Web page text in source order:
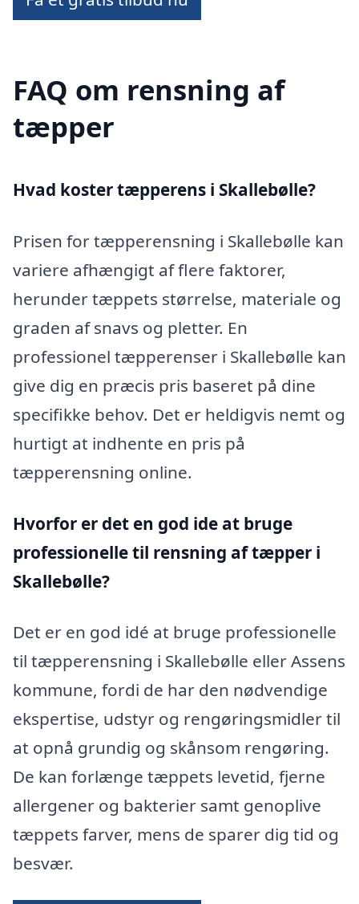
FAQ om rensning af
tæpper
Hvad koster tæpperens i Skallebølle?
Prisen for tæpperensning i Skallebølle kan
variere afhængigt af flere faktorer,
herunder tæppets størrelse, materiale og
graden af snavs og pletter. En
professionel tæpperenser i Skallebølle kan
give dig en præcis pris baseret på dine
specifikke behov. Det er heldigvis nemt og
hurtigt at indhente en pris på
tæpperensning online.
Hvorfor er det en god ide at bruge
professionelle til rensning af tæpper i
Skallebølle?
Det er en god idé at bruge professionelle
til tæpperensning i Skallebølle eller Assens
kommune, fordi de har den nødvendige
ekspertise, udstyr og rengøringsmidler til
at opnå grundig og skånsom rengøring.
De kan forlænge tæppets levetid, fjerne
allergener og bakterier samt genoplive
tæppets farver, mens de sparer dig tid og
besvær.